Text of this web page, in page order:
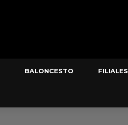
BALONCESTO FILIALES